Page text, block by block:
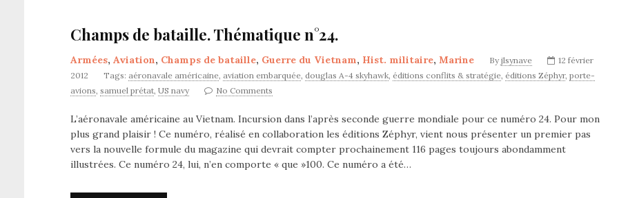
Champs de bataille. Thématique n°24.
Armées, Aviation, Champs de bataille, Guerre du Vietnam, Hist. militaire, Marine By jlsynave
12 février
2012
Tags: aéronavale américaine, aviation embarquée, douglas A-4 skyhawk, éditions conflits & stratégie, éditions Zéphyr, porte-
avions, samuel prétat, US navy No Comments
L’aéronavale américaine au Vietnam. Incursion dans l’après seconde guerre mondiale pour ce numéro 24. Pour mon
plus grand plaisir ! Ce numéro, réalisé en collaboration les éditions Zéphyr, vient nous présenter un premier pas
vers la nouvelle formule du magazine qui devrait compter prochainement 116 pages toujours abondamment
illustrées. Ce numéro 24, lui, n’en comporte « que »100. Ce numéro a été…